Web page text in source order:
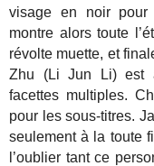
visage en noir
montre alors toute
révolte muette, et
Zhu (Li Jun Li) est
facettes multiples.
pour les sous-titres.
seulement à la toute
l’oublier tant ce